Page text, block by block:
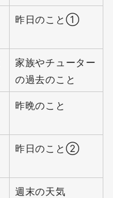
昨日のこと①
家族やチューター
の過去のこと
昨晩のこと
昨日のこと②
週末の天気